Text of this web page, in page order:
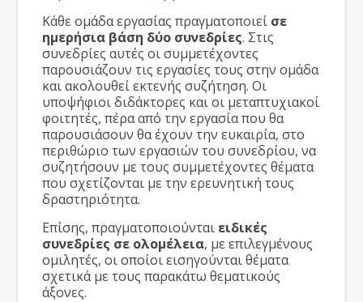
Κάθε ομάδα εργασίας πραγματοποιεί σε
ημερήσια βάση δύο συνεδρίες. Στις
συνεδρίες αυτές οι συμμετέχοντες
παρουσιάζουν τις εργασίες τους στην ομάδα
και ακολουθεί εκτενής συζήτηση. Οι
υποψήφιοι διδάκτορες και οι μεταπτυχιακοί
φοιτητές, πέρα από την εργασία που θα
παρουσιάσουν θα έχουν την ευκαιρία, στο
περιθώριο των εργασιών του συνεδρίου, να
συζητήσουν με τους συμμετέχοντες θέματα
που σχετίζονται με την ερευνητική τους
δραστηριότητα.
Επίσης, πραγματοποιούνται ειδικές
συνεδρίες σε ολομέλεια, με επιλεγμένους
ομιλητές, οι οποίοι εισηγούνται θέματα
σχετικά με τους παρακάτω θεματικούς
άξονες.